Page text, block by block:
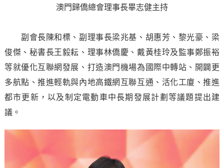
澳門歸僑總會理事長畢志健主持
副會長陳和標、副理事長梁兆基、胡惠芳、黎光豪、梁
俊傑、秘書長王毅耘、理事林僑慶、戴黃桂玲及監事鄭振裕
等就優化互聯網發展、打造澳門機場為國際中轉站、開闢更
多航點、推進輕軌與內地高鐵網互聯互通、活化工廈、推進
都市更新，以及制定電動車中長期發展計劃等議題提出建
議。